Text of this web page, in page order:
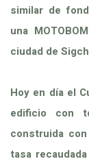
similar de
una
ciudad de
Hoy en día el
edificio con
construida
tasa